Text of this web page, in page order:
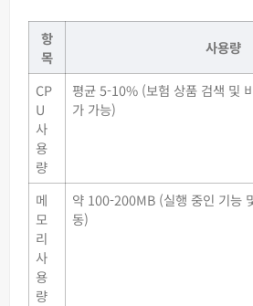
항
목
사용량
CP
U
사
용
량
평균 5-10% (보험 상품 검색 및
가 가능)
메
모
리
사
용
량
약 100-200MB (실행 중인 기능
동)